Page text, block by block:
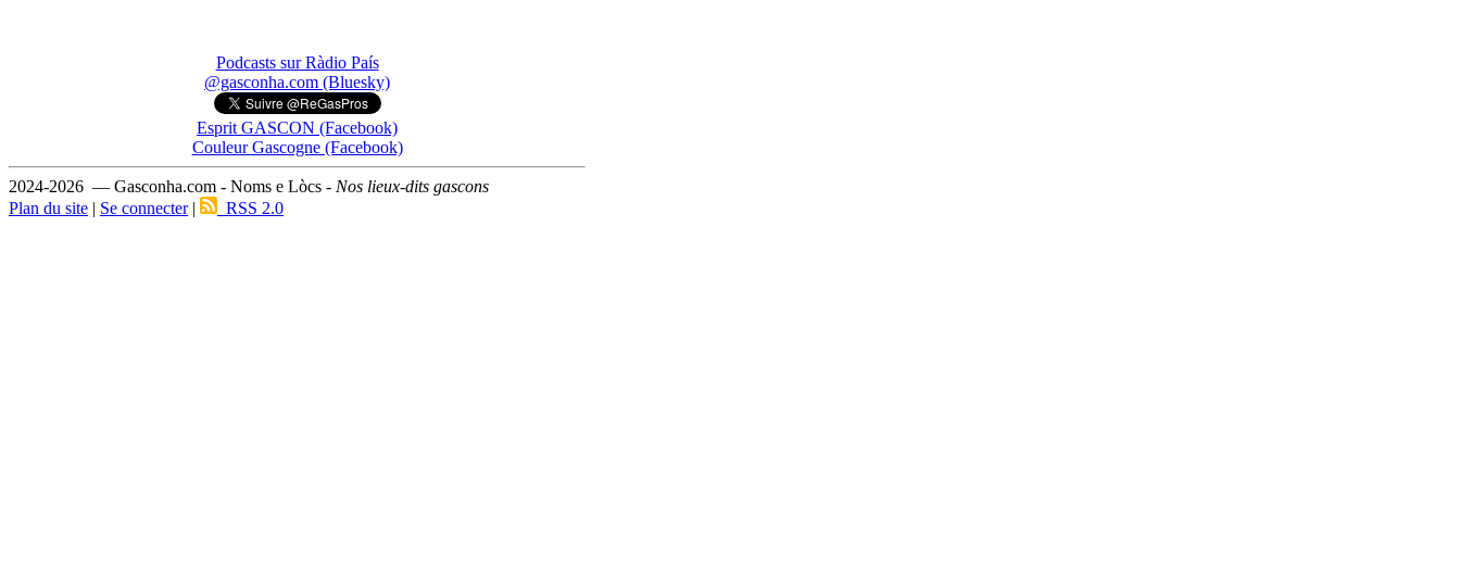
Podcasts sur Ràdio País
@gasconha.com (Bluesky)
Esprit GASCON (Facebook)
Couleur Gascogne (Facebook)
2024-2026 — Gasconha.com - Noms e Lòcs - Nos lieux-dits gascons
Plan du site | Se connecter| RSS 2.0